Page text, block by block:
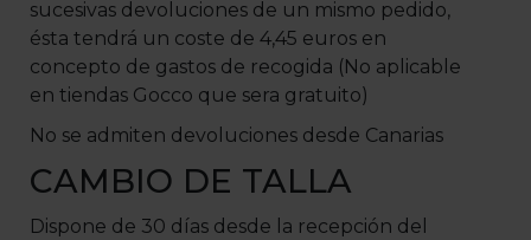
sucesivas devoluciones de un mismo pedido,
ésta tendrá un coste de 4,45 euros en
concepto de gastos de recogida (No aplicable
en tiendas Gocco que sera gratuito)
No se admiten devoluciones desde Canarias
CAMBIO DE TALLA
Dispone de 30 días desde la recepción del